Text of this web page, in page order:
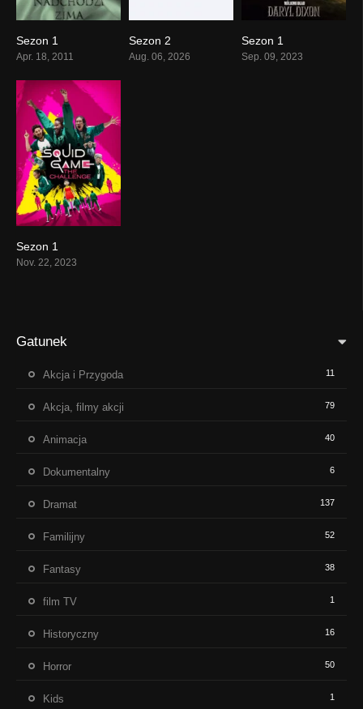
Sezon 1
Apr. 18, 2011
Sezon 2
Aug. 06, 2026
Sezon 1
Sep. 09, 2023
Sezon 1
Nov. 22, 2023
Gatunek
Akcja i Przygoda 11
Akcja, filmy akcji 79
Animacja 40
Dokumentalny 6
Dramat 137
Familijny 52
Fantasy 38
film TV 1
Historyczny 16
Horror 50
Kids 1